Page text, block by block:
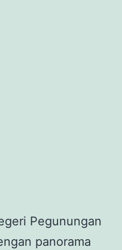
Pegunungan
panorama